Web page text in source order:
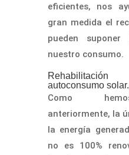
eficientes, nos
gran medida el
pueden
nuestro consumo.
autoconsumo solar.
Como
anteriormente, la
la energía
no es 100%